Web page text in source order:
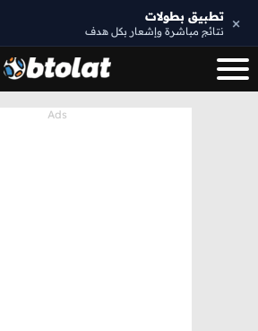
× تطبيق بطولات
نتائج مباشرة وإشعار بكل هدف